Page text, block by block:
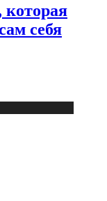
которая
себя